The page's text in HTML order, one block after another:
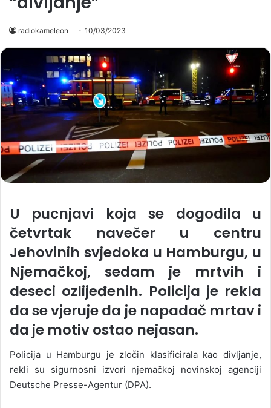
radiokameleon 10/03/2023
U pucnjavi koja se dogodila u
četvrtak navečer u centru
Jehovinih svjedoka u Hamburgu, u
Njemačkoj, sedam je mrtvih i
deseci ozlijeđenih. Policija je rekla
da se vjeruje da je napadač mrtav i
da je motiv ostao nejasan.
Policija u Hamburgu je zločin klasificirala kao divljanje,
rekli su sigurnosni izvori njemačkoj novinskoj agenciji
Deutsche Presse-Agentur (DPA).